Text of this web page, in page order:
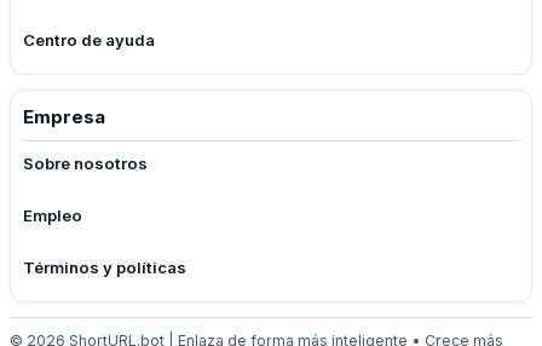
Centro de ayuda
Empresa
Sobre nosotros
Empleo
Términos y políticas
© 2026 ShortURL.bot | Enlaza de forma más inteligente • Crece más